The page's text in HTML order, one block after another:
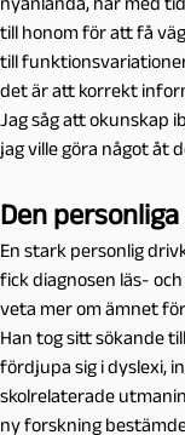
till honom för att få
till
det är att korrekt
Jag såg att okunskap
jag ville göra något åt
Den
En stark personlig
fick diagnosen läs-
veta mer om ämnet
Han tog sitt sökande
fördjupa sig i dyslexi,
skolrelaterade
ny forskning